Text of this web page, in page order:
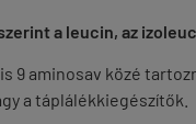
a leucin, az
9 aminosav közé
a táplálékkiegészítők.